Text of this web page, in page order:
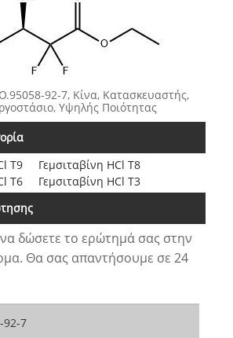
92-7, Κίνα, Κατασκευαστής,
Υψηλής Ποιότητας
T9
Γεμσιταβίνη HCl T8
T6
Γεμσιταβίνη HCl T3
δώσετε το ερώτημά σας στην
Θα σας απαντήσουμε σε 24